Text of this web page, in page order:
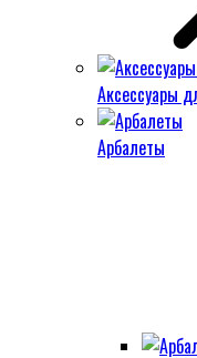
Аксессуары
Арбалеты